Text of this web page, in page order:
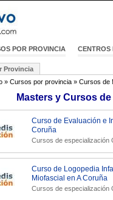
POR PROVINCIA CENTROS
Provincia
» Cursos por provincia » Cursos de
Masters y Cursos
Curso de Evaluación e
Coruña
Cursos de especialización
Curso de Logopedia
Miofascial en A Coruña
Cursos de especialización